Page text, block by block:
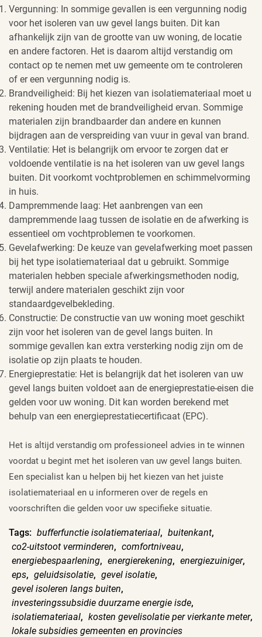
Vergunning: In sommige gevallen is een vergunning nodig
voor het isoleren van uw gevel langs buiten. Dit kan
afhankelijk zijn van de grootte van uw woning, de locatie
en andere factoren. Het is daarom altijd verstandig om
contact op te nemen met uw gemeente om te controleren
of er een vergunning nodig is.
Brandveiligheid: Bij het kiezen van isolatiemateriaal moet u
rekening houden met de brandveiligheid ervan. Sommige
materialen zijn brandbaarder dan andere en kunnen
bijdragen aan de verspreiding van vuur in geval van brand.
Ventilatie: Het is belangrijk om ervoor te zorgen dat er
voldoende ventilatie is na het isoleren van uw gevel langs
buiten. Dit voorkomt vochtproblemen en schimmelvorming
in huis.
Dampremmende laag: Het aanbrengen van een
dampremmende laag tussen de isolatie en de afwerking is
essentieel om vochtproblemen te voorkomen.
Gevelafwerking: De keuze van gevelafwerking moet passen
bij het type isolatiemateriaal dat u gebruikt. Sommige
materialen hebben speciale afwerkingsmethoden nodig,
terwijl andere materialen geschikt zijn voor
standaardgevelbekleding.
Constructie: De constructie van uw woning moet geschikt
zijn voor het isoleren van de gevel langs buiten. In
sommige gevallen kan extra versterking nodig zijn om de
isolatie op zijn plaats te houden.
Energieprestatie: Het is belangrijk dat het isoleren van uw
gevel langs buiten voldoet aan de energieprestatie-eisen die
gelden voor uw woning. Dit kan worden berekend met
behulp van een energieprestatiecertificaat (EPC).
Het is altijd verstandig om professioneel advies in te winnen
voordat u begint met het isoleren van uw gevel langs buiten.
Een specialist kan u helpen bij het kiezen van het juiste
isolatiemateriaal en u informeren over de regels en
voorschriften die gelden voor uw specifieke situatie.
Tags: bufferfunctie isolatiemateriaal, buitenkant,
co2-uitstoot verminderen, comfortniveau,
energiebespaarlening, energierekening, energiezuiniger,
eps, geluidsisolatie, gevel isolatie,
gevel isoleren langs buiten,
investeringssubsidie duurzame energie isde,
isolatiemateriaal, kosten gevelisolatie per vierkante meter,
lokale subsidies gemeenten en provincies